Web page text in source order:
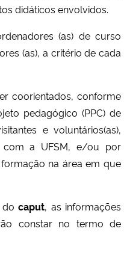
didáticos envolvidos.
(as) de curso
(as), a critério de cada
coorientados, conforme
pedagógico (PPC) de
e voluntários(as),
com a UFSM, e/ou por
na área em que
docaput, as informações
constar no termo de